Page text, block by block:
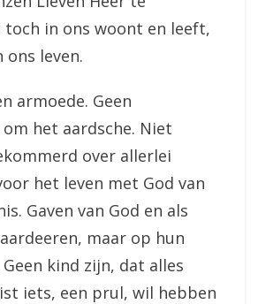
toch in ons woont en leeft,
ons leven.
armoede. Geen
het aardsche. Niet
over allerlei
het leven met God van
Gaven van God en als
maar op hun
kind zijn, dat alles
iets, een prul, wil hebben